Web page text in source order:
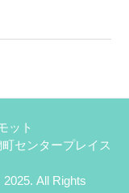
ット
センタープレイス
All Rights